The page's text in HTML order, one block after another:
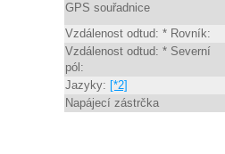
GPS souřadnice
Vzdálenost odtud: * Rovník:
Vzdálenost odtud: * Severní
pól:
Jazyky: [*2]
Napájecí zástrčka